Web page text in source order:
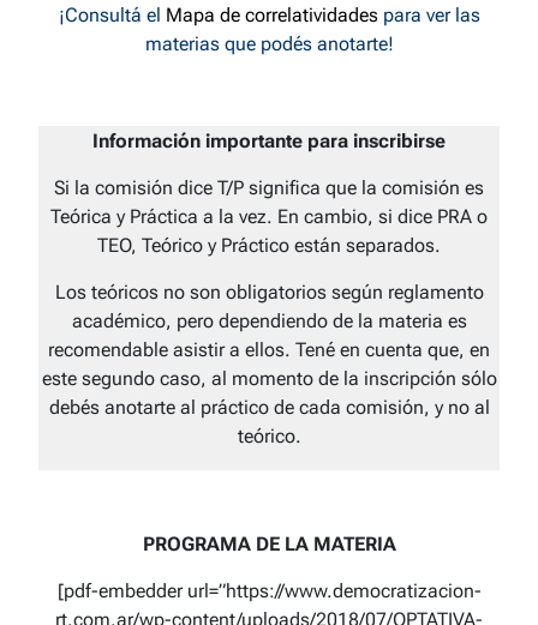
¡Consultá el Mapa de correlatividades para ver las
materias que podés anotarte!
Información importante para inscribirse
Si la comisión dice T/P significa que la comisión es
Teórica y Práctica a la vez. En cambio, si dice PRA o
TEO, Teórico y Práctico están separados.
Los teóricos no son obligatorios según reglamento
académico, pero dependiendo de la materia es
recomendable asistir a ellos. Tené en cuenta que, en
este segundo caso, al momento de la inscripción sólo
debés anotarte al práctico de cada comisión, y no al
teórico.
PROGRAMA DE LA MATERIA
[pdf-embedder url=”https://www.democratizacion-
rt.com.ar/wp-content/uploads/2018/07/OPTATIVA-